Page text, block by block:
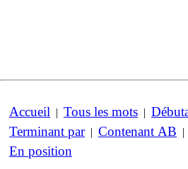
Accueil | Tous les mots |
Terminant par| Contenant AB |
En position